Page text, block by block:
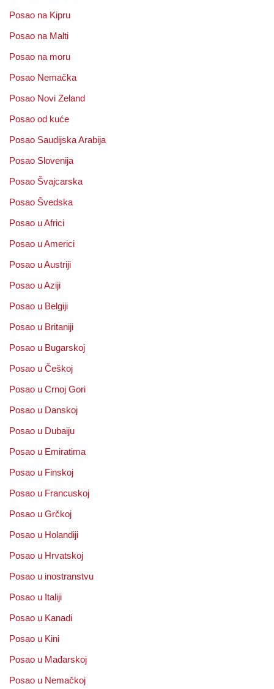
Posao na Kipru
Posao na Malti
Posao na moru
Posao Nemačka
Posao Novi Zeland
Posao od kuće
Posao Saudijska Arabija
Posao Slovenija
Posao Švajcarska
Posao Švedska
Posao u Africi
Posao u Americi
Posao u Austriji
Posao u Aziji
Posao u Belgiji
Posao u Britaniji
Posao u Bugarskoj
Posao u Češkoj
Posao u Crnoj Gori
Posao u Danskoj
Posao u Dubaiju
Posao u Emiratima
Posao u Finskoj
Posao u Francuskoj
Posao u Grčkoj
Posao u Holandiji
Posao u Hrvatskoj
Posao u inostranstvu
Posao u Italiji
Posao u Kanadi
Posao u Kini
Posao u Mađarskoj
Posao u Nemačkoj